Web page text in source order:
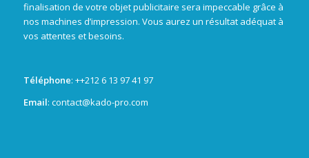
finalisation de votre objet publicitaire sera impeccable grâce à
nos machines d’impression. Vous aurez un résultat adéquat à
vos attentes et besoins.
Téléphone: ++212 6 13 97 41 97
Email: contact@kado-pro.com